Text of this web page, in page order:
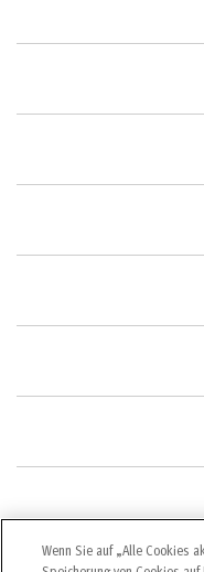
Wenn Sie auf „Alle Cookies